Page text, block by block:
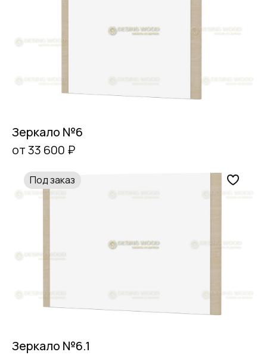
Зеркало №6
от 33 600 ₽
Под заказ
Зеркало №6.1